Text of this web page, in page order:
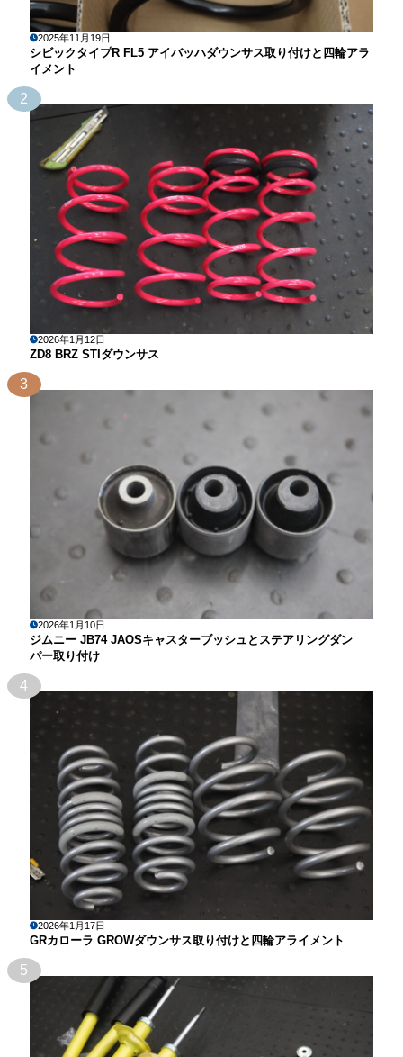
2025年11月19日
シビックタイプR FL5 アイバッハダウンサス取り付けと四輪アラ
イメント
2
2026年1月12日
ZD8 BRZ STIダウンサス
3
2026年1月10日
ジムニー JB74 JAOSキャスターブッシュとステアリングダン
パー取り付け
4
2026年1月17日
GRカローラ GROWダウンサス取り付けと四輪アライメント
5